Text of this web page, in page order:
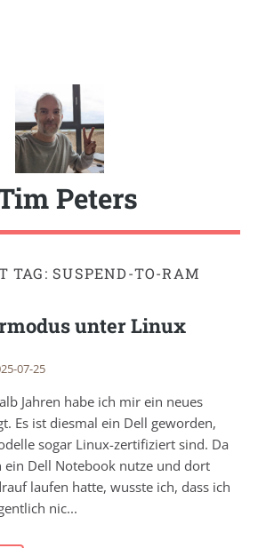
Peters
TAG: SUSPEND-TO-RAM
unter Linux
07-25
Jahren habe ich mir ein neues
Es ist diesmal ein Dell geworden,
sogar Linux-zertifiziert sind. Da
ein Dell Notebook nutze und dort
laufen hatte, wusste ich, dass ich
nic...